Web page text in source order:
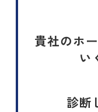
貴社のホ
い
診断